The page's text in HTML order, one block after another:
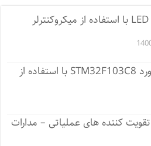
مدار دیمر پاور LED با استفاده از میکروکنترلر
پروگرم کردن بورد STM32F103C8 با استفاده از
کننده های عملیاتی – مدارات